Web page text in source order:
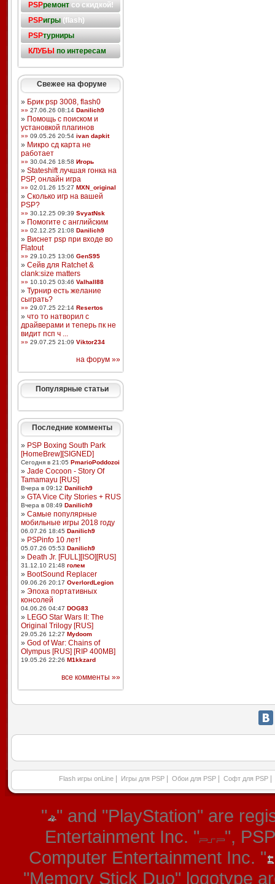
PSPремонтсо скидкой!
PSPигры(flash)
PSPтурниры
КЛУБЫ по интересам
Свежее на форуме
» Брик psp 3008, flash0
»» 27.06.26 08:14 Danilich9
» Помощь с поиском и
установкой плагинов
»» 09.05.26 20:54 ivan dapkit
» Микро сд карта не
работает
»» 30.04.26 18:58 Игорь
» Stateshift лучшая гонка на
PSP, онлайн игра
»» 02.01.26 15:27 MXN_original
» Сколько игр на вашей
PSP?
»» 30.12.25 09:39 SvyatNsk
» Помогите с английским
»» 02.12.25 21:08 Danilich9
» Виснет psp при входе во
Flatout
»» 29.10.25 13:06 GenS95
» Сейв для Ratchet &
clank:size matters
»» 10.10.25 03:46 Valhall88
» Турнир есть желание
сыграть?
»» 29.07.25 22:14 Resertos
» что то натворил с
драйверами и теперь пк не
видит псп ч ...
»» 29.07.25 21:09 Viktor234
на форум »»
Популярные статьи
Последние комменты
» PSP Boxing South Park
[HomeBrew][SIGNED]
Сегодня в 21:05 PmarioPoddozoi
» Jade Cocoon - Story Of
Tamamayu [RUS]
Вчера в 09:12 Danilich9
» GTA Vice City Stories + RUS
Вчера в 08:49 Danilich9
» Самые популярные
мобильные игры 2018 году
06.07.26 18:45 Danilich9
» PSPinfo 10 лет!
05.07.26 05:53 Danilich9
» Death Jr. [FULL][ISO][RUS]
31.12.10 21:48 голем
» BootSound Replacer
09.06.26 20:17 OverlordLegion
» Эпоха портативных
консолей
04.06.26 04:47 DOG83
» LEGO Star Wars II: The
Original Trilogy [RUS]
29.05.26 12:27 Mydoom
» God of War: Chains of
Olympus [RUS] [RIP 400MB]
19.05.26 22:26 M1kkzard
все комменты »»
Flash игры onLine Игры для PSP Обои для PSP Софт для PSP
" " and "PlayStation" are
Entertainment Inc. "
",
Computer Entertainment Inc. "
"Memory Stick Duo" logotype